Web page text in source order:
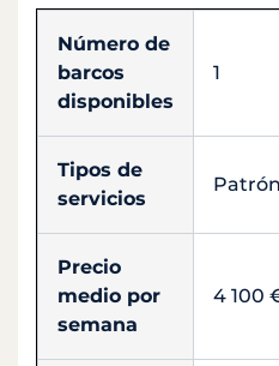
Número de
barcos
disponibles
1
Tipos de
servicios
Precio
medio por
semana
4 100